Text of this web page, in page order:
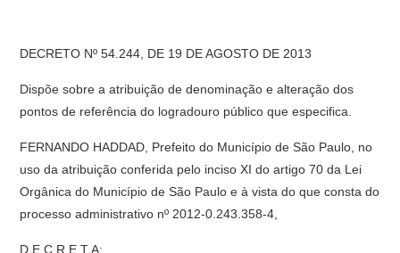
DECRETO Nº 54.244, DE 19 DE AGOSTO DE 2013
Dispõe sobre a atribuição de denominação e alteração dos
pontos de referência do logradouro público que especifica.
FERNANDO HADDAD, Prefeito do Município de São Paulo, no
uso da atribuição conferida pelo inciso XI do artigo 70 da Lei
Orgânica do Município de São Paulo e à vista do que consta do
processo administrativo nº 2012-0.243.358-4,
D E C R E T A: